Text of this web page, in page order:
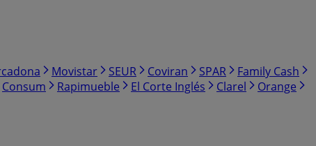
Movistar SEUR Coviran SPAR
Family Cash
Consum Rapimueble El Corte Inglés Clarel
Orange